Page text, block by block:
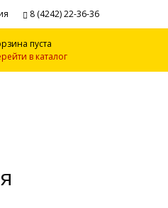
8 (4242) 22-36-36
пуста
в каталог